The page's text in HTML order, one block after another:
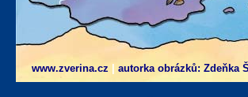
www.zverina.cz autorka obrázků: Zdeňka